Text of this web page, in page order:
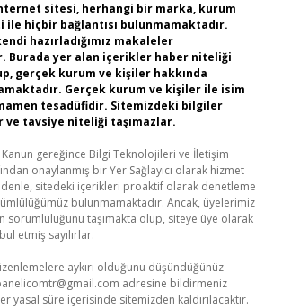
sitesi, herhangi bir marka, kurum
ile hiçbir bağlantısı bulunmamaktadır.
hazırladığımız makaleler
Burada yer alan içerikler haber niteliği
gerçek kurum ve kişiler hakkında
Gerçek kurum ve kişiler ile isim
tesadüfidir. Sitemizdeki bilgiler
tavsiye niteliği taşımazlar.
Kanun gereğince Bilgi Teknolojileri ve İletişim
onaylanmış bir Yer Sağlayıcı olarak hizmet
sitedeki içerikleri proaktif olarak denetleme
bulunmamaktadır. Ancak, üyelerimiz
sorumluluğunu taşımakta olup, siteye üye olarak
etmiş sayılırlar.
aykırı olduğunu düşündüğünüz
adresine bildirmeniz
yasal süre içerisinde sitemizden kaldırılacaktır.